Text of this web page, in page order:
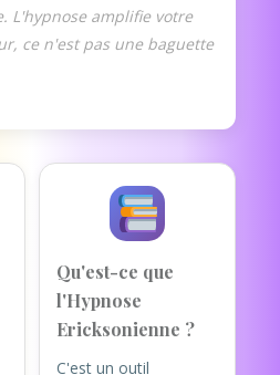
L'hypnose amplifie votre
ce n'est pas une baguette
Qu'est-ce que
l'Hypnose
Ericksonienne ?
C'est un outil